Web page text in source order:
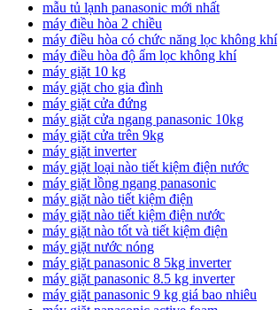
mẫu tủ lạnh panasonic mới nhất
máy điều hòa 2 chiều
máy điều hòa có chức năng lọc không khí
máy điều hòa độ ẩm lọc không khí
máy giặt 10 kg
máy giặt cho gia đình
máy giặt cửa đứng
máy giặt cửa ngang panasonic 10kg
máy giặt cửa trên 9kg
máy giặt inverter
máy giặt loại nào tiết kiệm điện nước
máy giặt lồng ngang panasonic
máy giặt nào tiết kiệm điện
máy giặt nào tiết kiệm điện nước
máy giặt nào tốt và tiết kiệm điện
máy giặt nước nóng
máy giặt panasonic 8 5kg inverter
máy giặt panasonic 8.5 kg inverter
máy giặt panasonic 9 kg giá bao nhiêu